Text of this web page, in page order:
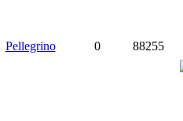
Pellegrino 0 88255